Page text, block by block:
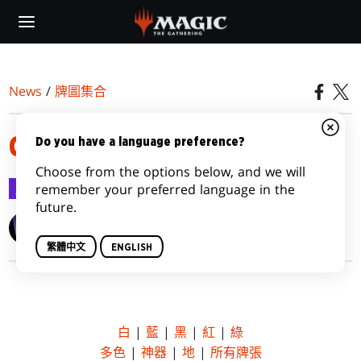
main
News / 牌圖集合
CORE SET 2019
牌圖集合 2018-06-22
白 | 藍 | 黑 | 紅 | 綠
多色| 神器| 地| 所有牌張
Do you have a language preference?
Choose from the options below, and we will
remember your preferred language in the
future.
繁體中文 ENGLISH